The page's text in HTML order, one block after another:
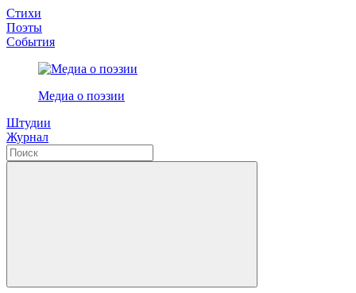
Стихи
Поэты
События
Медиа о поэзии
Штудии
Журнал